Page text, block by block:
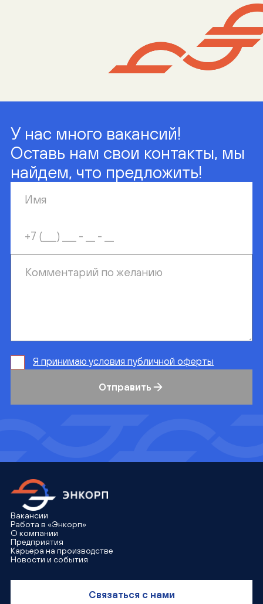
У нас много вакансий!
Оставь нам свои контакты, мы
найдем, что предложить!
Я принимаю условия публичной оферты
Отправить
Вакансии
Работа в «Энкорп»
О компании
Предприятия
Карьера на производстве
Новости и события
Связаться с нами